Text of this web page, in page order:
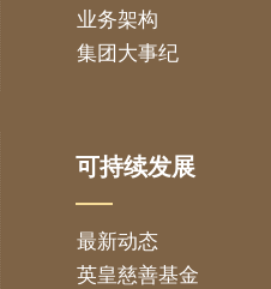
业务架构
集团大事纪
可持续发展
最新动态
英皇慈善基金